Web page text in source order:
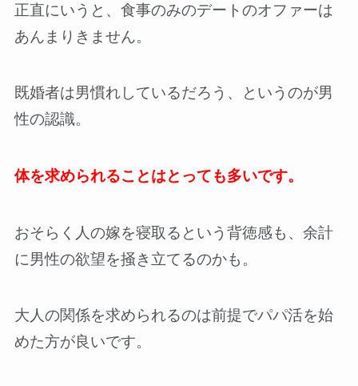
正直にいうと、食事のみのデートのオファーは
あんまりきません。
既婚者は男慣れしているだろう、というのが男
性の認識。
体を求められることはとっても多いです。
おそらく人の嫁を寝取るという背徳感も、余計
に男性の欲望を掻き立てるのかも。
大人の関係を求められるのは前提でパパ活を始
めた方が良いです。